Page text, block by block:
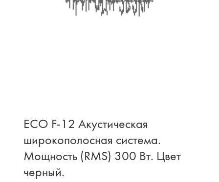
ECO F-12 Акустическая
широкополосная система.
Мощность (RMS) 300 Вт. Цвет
черный.